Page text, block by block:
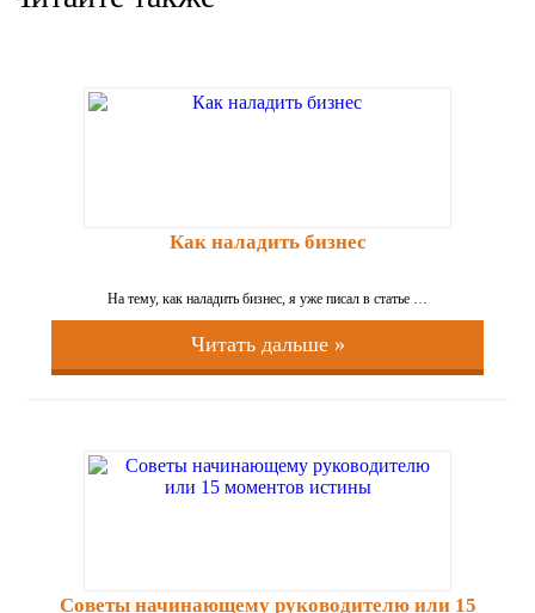
Как наладить бизнес
На тему, как наладить бизнес, я уже писал в статье …
Читать дальше »
Советы начинающему руководителю или 15